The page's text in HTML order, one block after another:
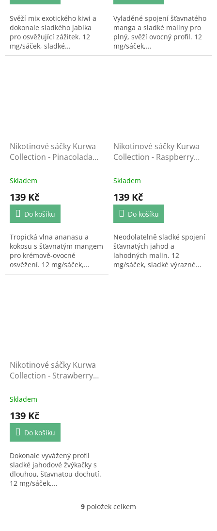
Svěží mix exotického kiwi a
dokonale sladkého jablka
pro osvěžující zážitek. 12
mg/sáček, sladké...
Vyladěné spojení šťavnatého
manga a sladké maliny pro
plný, svěží ovocný profil. 12
mg/sáček,...
Nikotinové sáčky Kurwa
Collection - Pinacolada
Skladem
139 Kč
Do košíku
Tropická vlna ananasu a
kokosu s šťavnatým mangem
pro krémově-ovocné
osvěžení. 12 mg/sáček,...
Nikotinové sáčky Kurwa
Collection - Raspberry
Skladem
139 Kč
Do košíku
Neodolatelně sladké spojení
šťavnatých jahod a
lahodných malin. 12
mg/sáček, sladké výrazné...
Nikotinové sáčky Kurwa
Collection - Strawberry
Skladem
139 Kč
Do košíku
Dokonale vyvážený profil
sladké jahodové žvýkačky s
dlouhou, šťavnatou dochutí.
12 mg/sáček,...
O
9 položek celkem